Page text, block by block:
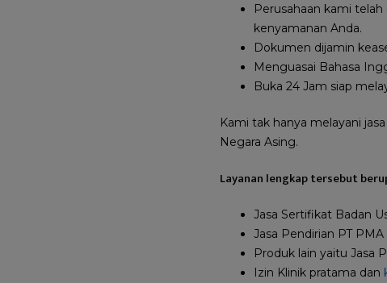
Perusahaan kami
kenyamanan Anda.
Dokumen dijamin
Menguasai Bahasa
Buka 24 Jam siap
Kami tak hanya melayani
Negara Asing.
Layanan lengkap tersebut
Jasa Sertifikat Badan
Jasa Pendirian PT
Produk lain yaitu Jasa
Izin Klinik pratama dan